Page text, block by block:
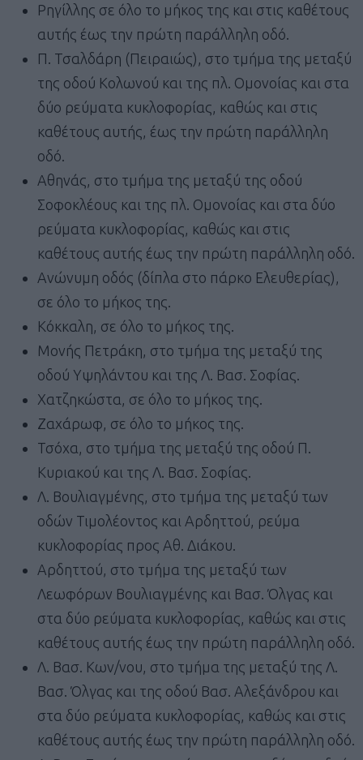
Ρηγίλλης σε όλο το μήκος της και στις καθέτους
αυτής έως την πρώτη παράλληλη οδό.
Π. Τσαλδάρη (Πειραιώς), στο τμήμα της μεταξύ
της οδού Κολωνού και της πλ. Ομονοίας και στα
δύο ρεύματα κυκλοφορίας, καθώς και στις
καθέτους αυτής, έως την πρώτη παράλληλη
οδό.
Αθηνάς, στο τμήμα της μεταξύ της οδού
Σοφοκλέους και της πλ. Ομονοίας και στα δύο
ρεύματα κυκλοφορίας, καθώς και στις
καθέτους αυτής έως την πρώτη παράλληλη οδό.
Ανώνυμη οδός (δίπλα στο πάρκο Ελευθερίας),
σε όλο το μήκος της.
Κόκκαλη, σε όλο το μήκος της.
Μονής Πετράκη, στο τμήμα της μεταξύ της
οδού Υψηλάντου και της Λ. Βασ. Σοφίας.
Χατζηκώστα, σε όλο το μήκος της.
Ζαχάρωφ, σε όλο το μήκος της.
Τσόχα, στο τμήμα της μεταξύ της οδού Π.
Κυριακού και της Λ. Βασ. Σοφίας.
Λ. Βουλιαγμένης, στο τμήμα της μεταξύ των
οδών Τιμολέοντος και Αρδηττού, ρεύμα
κυκλοφορίας προς Αθ. Διάκου.
Αρδηττού, στο τμήμα της μεταξύ των
Λεωφόρων Βουλιαγμένης και Βασ. Όλγας και
στα δύο ρεύματα κυκλοφορίας, καθώς και στις
καθέτους αυτής έως την πρώτη παράλληλη οδό.
Λ. Βασ. Κων/νου, στο τμήμα της μεταξύ της Λ.
Βασ. Όλγας και της οδού Βασ. Αλεξάνδρου και
στα δύο ρεύματα κυκλοφορίας, καθώς και στις
καθέτους αυτής έως την πρώτη παράλληλη οδό.